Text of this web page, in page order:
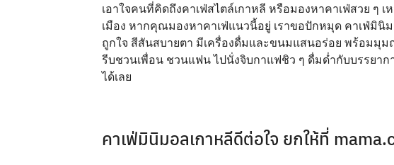
เอาใจคนที่คิดถึงคาเฟ่สไตล์เกาหลี หรือมองหาคาเฟ่สวย ๆ
เมือง หากคุณมองหาคาเฟ่แนวนี้อยู่ เราขอปักหมุด คาเฟ่มินิ
ถูกใจ สีสันสบายตา มีเครื่องดื่มและขนมแสนอร่อย พร้อมมุม
รีบชวนเพื่อน ชวนแฟน ไปนั่งจิบกาแฟชิว ๆ ดื่มด่ำกับบรรยา
ได้เลย
คาเฟ่มินิมอลเกาหลีดีต่อใจ ยกให้ที่